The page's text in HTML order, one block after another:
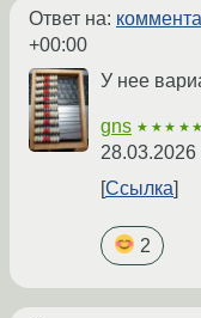
Ответ на:
+00:00
У нее
gns ★★★★★
28.03.2026
Ссылка
2